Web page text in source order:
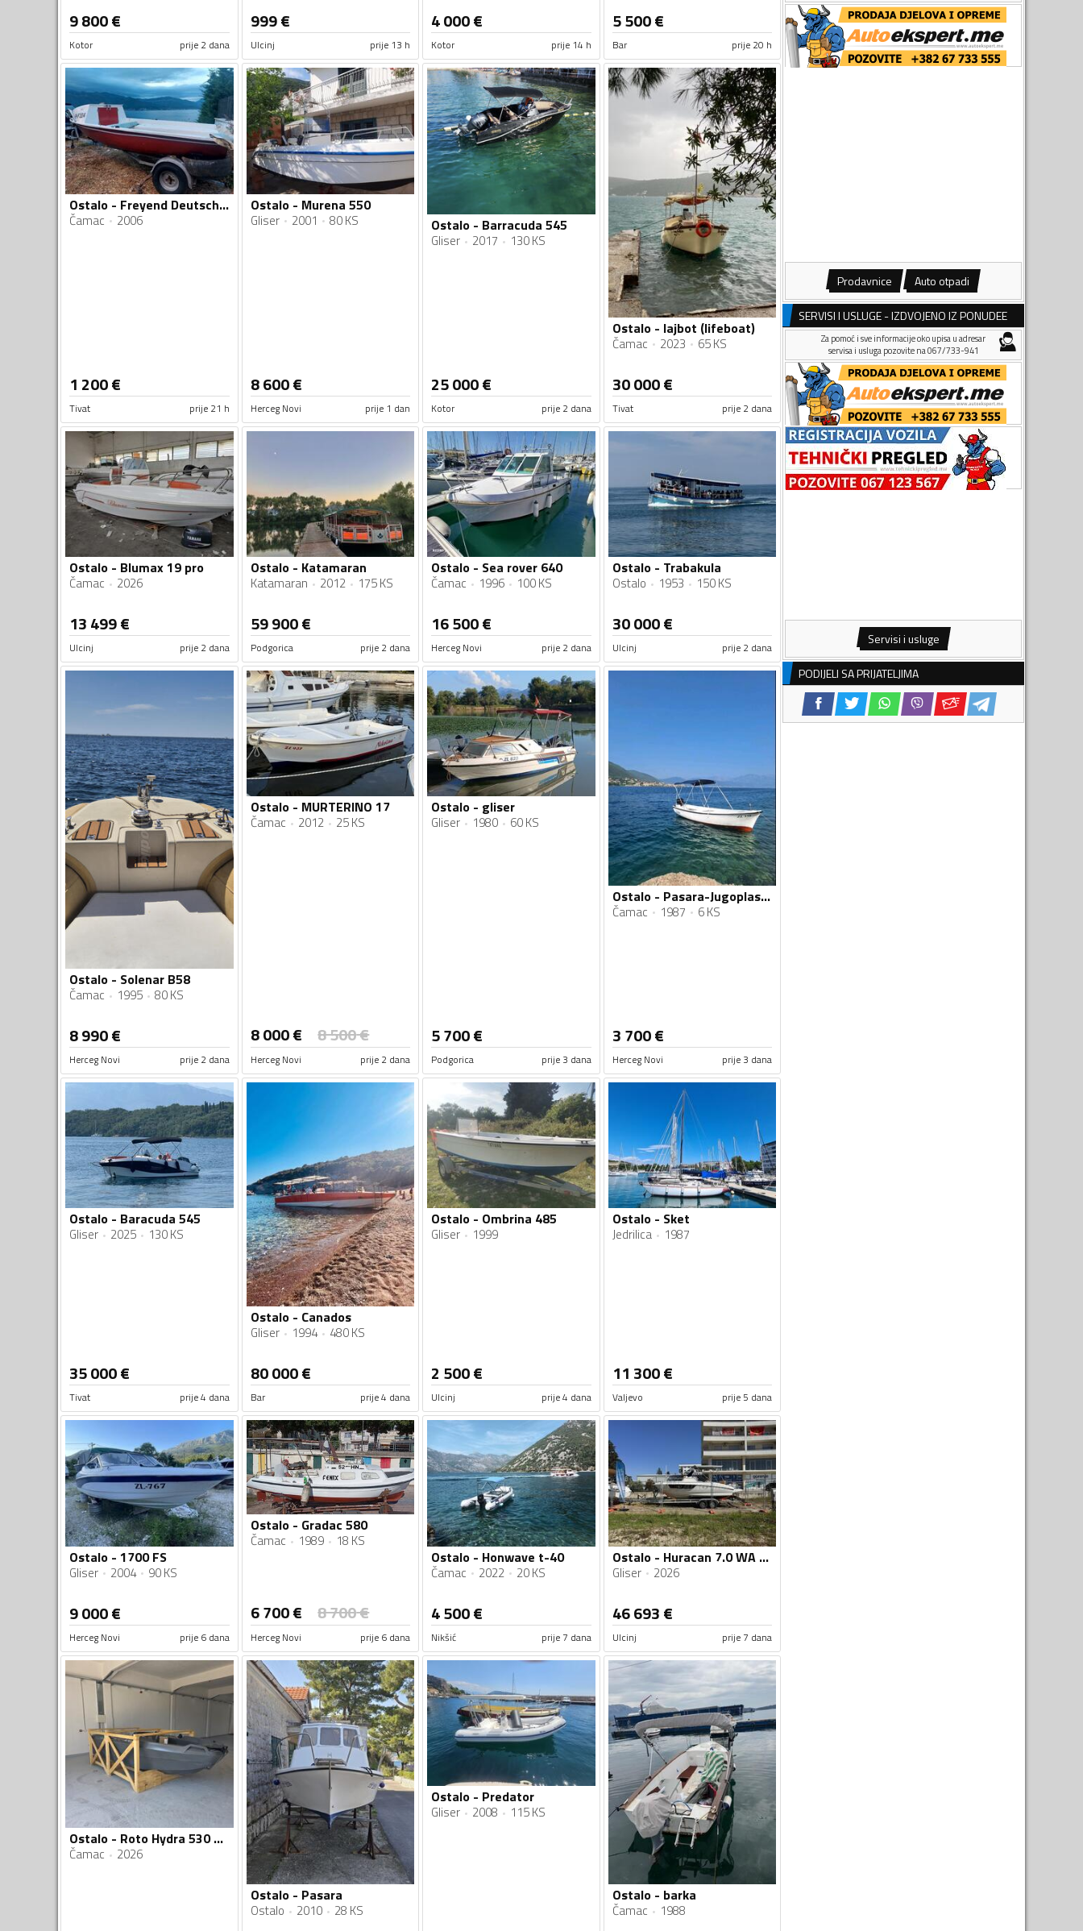
9 800€
Kotor prije 2 dana
999€
Ulcinj prije 13 h
4 000€
Kotor prije 14 h
5 500€
Bar prije 20 h
Ostalo - Freyend Deutschland
Čamac 2006
1 200€
Tivat prije 21 h
Ostalo - Murena 550
Gliser 2001 80 KS
8 600€
Herceg Novi prije 1 dan
Ostalo - Barracuda 545
Gliser 2017 130 KS
25 000€
Kotor prije 2 dana
Ostalo - lajbot (lifeboat)
Čamac 2023 65 KS
30 000€
Tivat prije 2 dana
Ostalo - Blumax 19 pro
Čamac 2026
13 499€
Ulcinj prije 2 dana
Ostalo - Katamaran
Katamaran 2012 175 KS
59 900€
Podgorica prije 2 dana
Ostalo - Sea rover 640
Čamac 1996 100 KS
16 500€
Herceg Novi prije 2 dana
Ostalo - Trabakula
Ostalo 1953 150 KS
30 000€
Ulcinj prije 2 dana
Ostalo - Solenar B58
Čamac 1995 80 KS
8 990€
Herceg Novi prije 2 dana
Ostalo - MURTERINO 17
Čamac 2012 25 KS
8 000€ 8 500€
Herceg Novi prije 2 dana
Ostalo - gliser
Gliser 1980 60 KS
5 700€
Podgorica prije 3 dana
Ostalo - Pasara-Jugoplastika
Čamac 1987 6 KS
3 700€
Herceg Novi prije 3 dana
Ostalo - Baracuda 545
Gliser 2025 130 KS
35 000€
Tivat prije 4 dana
Ostalo - Canados
Gliser 1994 480 KS
80 000€
Bar prije 4 dana
Ostalo - Ombrina 485
Gliser 1999
2 500€
Ulcinj prije 4 dana
Ostalo - Sket
Jedrilica 1987
11 300€
Valjevo prije 5 dana
Ostalo - 1700 FS
Gliser 2004 90 KS
9 000€
Herceg Novi prije 6 dana
Ostalo - Gradac 580
Čamac 1989 18 KS
6 700€ 8 700€
Herceg Novi prije 6 dana
Ostalo - Honwave t-40
Čamac 2022 20 KS
4 500€
Nikšić prije 7 dana
Ostalo - Huracan 7.0 WA Prua Al Vento Italy
Gliser 2026
46 693€
Ulcinj prije 7 dana
Ostalo - Roto Hydra 530 Fishing
Čamac 2026
Ostalo - Pasara
Ostalo 2010 28 KS
Ostalo - Predator
Gliser 2008 115 KS
Ostalo - barka
Čamac 1988
Prodavnice Auto otpadi
SERVISI I USLUGE - IZDVOJENO IZ PONUDEE
Za pomoć i sve informacije oko upisa u adresar
servisa i usluga pozovite na 067/733-941
Servisi i usluge
PODIJELI SA PRIJATELJIMA